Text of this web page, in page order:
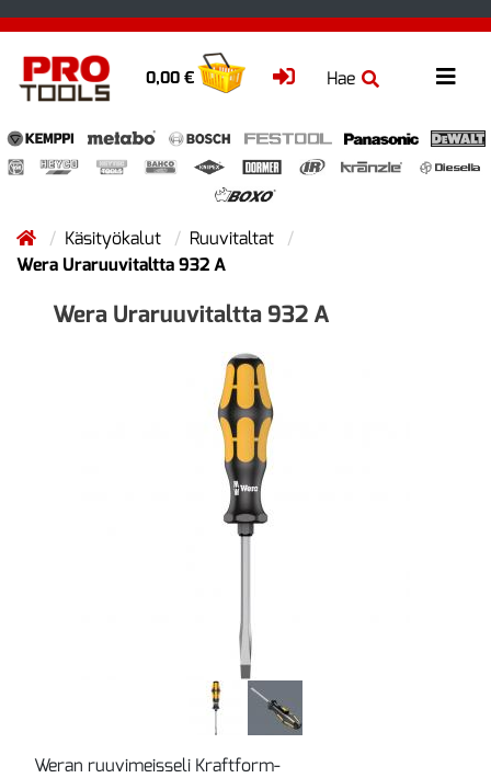
Hae
0,00 €
Käsityökalut
Ruuvitaltat
Wera Uraruuvitaltta 932 A
Wera Uraruuvitaltta 932 A
Weran ruuvimeisseli Kraftform-